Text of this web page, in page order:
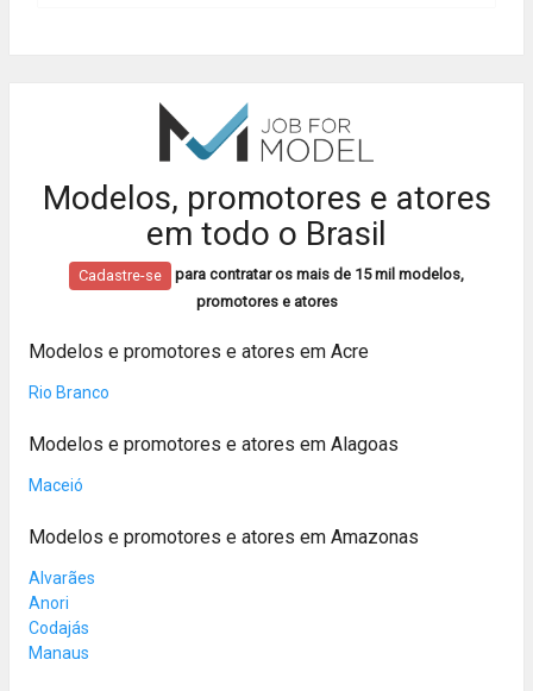
Modelos, promotores e atores
em todo o Brasil
Cadastre-se
para contratar os mais de 15 mil modelos,
promotores e atores
Modelos e promotores e atores em Acre
Rio Branco
Modelos e promotores e atores em Alagoas
Maceió
Modelos e promotores e atores em Amazonas
Alvarães
Anori
Codajás
Manaus